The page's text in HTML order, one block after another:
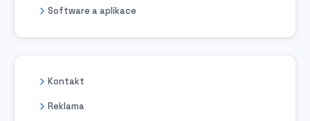
Software a aplikace
Kontakt
Reklama